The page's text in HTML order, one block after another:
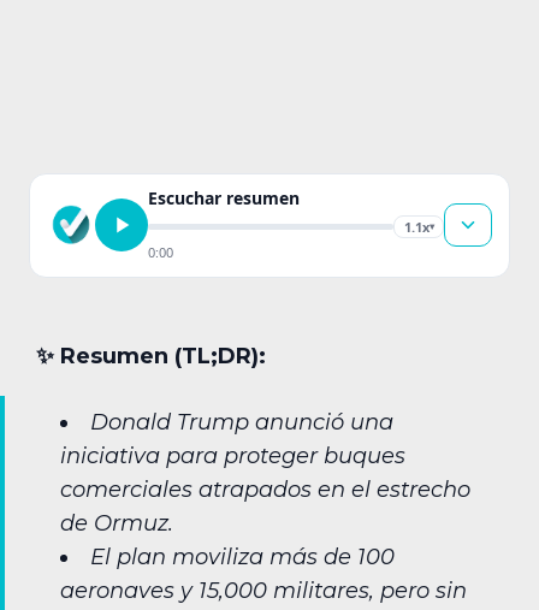
Escuchar resumen
1.1x▾
0:00
✨︎ Resumen (TL;DR):
Donald Trump anunció una
iniciativa para proteger buques
comerciales atrapados en el estrecho
de Ormuz.
El plan moviliza más de 100
aeronaves y 15,000 militares, pero sin